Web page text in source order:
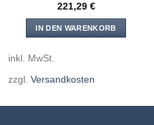
221,29 €
IN DEN WARENKORB
inkl. MwSt.
zzgl. Versandkosten